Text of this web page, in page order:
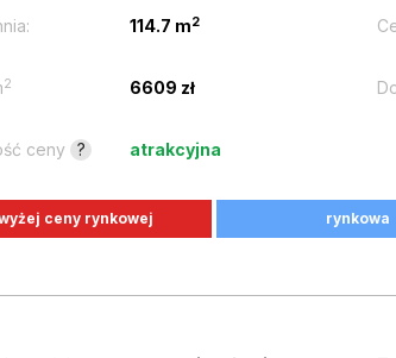
114.7 m2
2 6609 zł
ceny ? atrakcyjna
ceny rynkowej rynkowa